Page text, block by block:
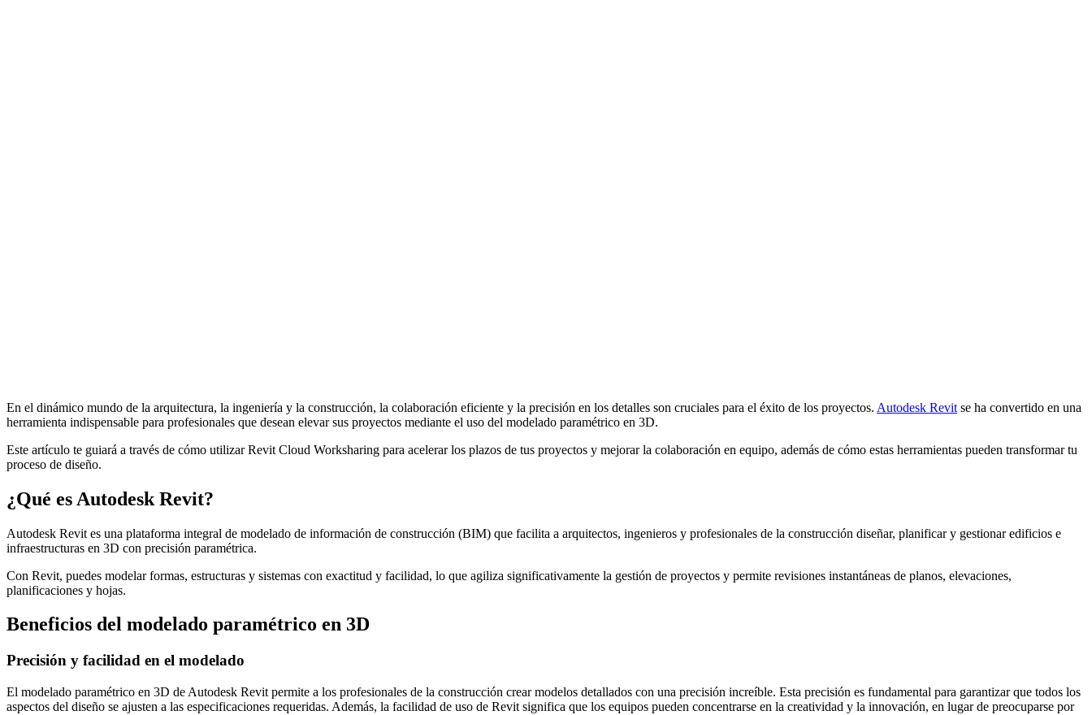
En el dinámico mundo de la arquitectura, la ingeniería y la construcción, la colaboración eficiente y la precisión en los detalles son cruciales para el éxito de los proyectos. Autodesk Revit se ha convertido en una
herramienta indispensable para profesionales que desean elevar sus proyectos mediante el uso del modelado paramétrico en 3D.
Este artículo te guiará a través de cómo utilizar Revit Cloud Worksharing para acelerar los plazos de tus proyectos y mejorar la colaboración en equipo, además de cómo estas herramientas pueden transformar tu
proceso de diseño.
¿Qué es Autodesk Revit?
Autodesk Revit es una plataforma integral de modelado de información de construcción (BIM) que facilita a arquitectos, ingenieros y profesionales de la construcción diseñar, planificar y gestionar edificios e
infraestructuras en 3D con precisión paramétrica.
Con Revit, puedes modelar formas, estructuras y sistemas con exactitud y facilidad, lo que agiliza significativamente la gestión de proyectos y permite revisiones instantáneas de planos, elevaciones,
planificaciones y hojas.
Beneficios del modelado paramétrico en 3D
Precisión y facilidad en el modelado
El modelado paramétrico en 3D de Autodesk Revit permite a los profesionales de la construcción crear modelos detallados con una precisión increíble. Esta precisión es fundamental para garantizar que todos los
aspectos del diseño se ajusten a las especificaciones requeridas. Además, la facilidad de uso de Revit significa que los equipos pueden concentrarse en la creatividad y la innovación, en lugar de preocuparse por